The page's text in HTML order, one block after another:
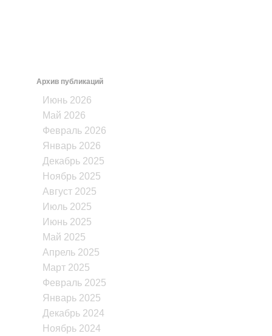
Архив публикаций
Июнь 2026
Май 2026
Февраль 2026
Январь 2026
Декабрь 2025
Ноябрь 2025
Август 2025
Июль 2025
Июнь 2025
Май 2025
Апрель 2025
Март 2025
Февраль 2025
Январь 2025
Декабрь 2024
Ноябрь 2024